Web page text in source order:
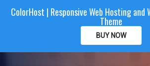
ColorHost
ColorHost | Responsive Web Hosting and
Theme
BUY NOW